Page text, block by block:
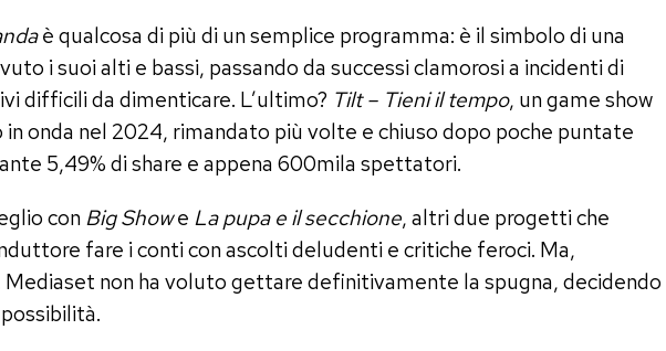
è qualcosa di più di un semplice programma: è il simbolo di una
i suoi alti e bassi, passando da successi clamorosi a incidenti di
difficili da dimenticare. L’ultimo? Tilt – Tieni il tempo, un game show
in onda nel 2024, rimandato più volte e chiuso dopo poche puntate
5,49% di share e appena 600mila spettatori.
conBig Showe La pupa e il secchione, altri due progetti che
fare i conti con ascolti deludenti e critiche feroci. Ma,
non ha voluto gettare definitivamente la spugna, decidendo